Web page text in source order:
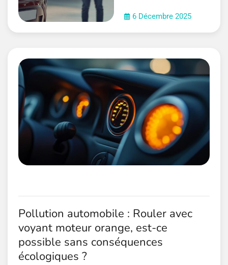
6 Décembre 2025
Pollution automobile : Rouler avec
voyant moteur orange, est-ce
possible sans conséquences
écologiques ?